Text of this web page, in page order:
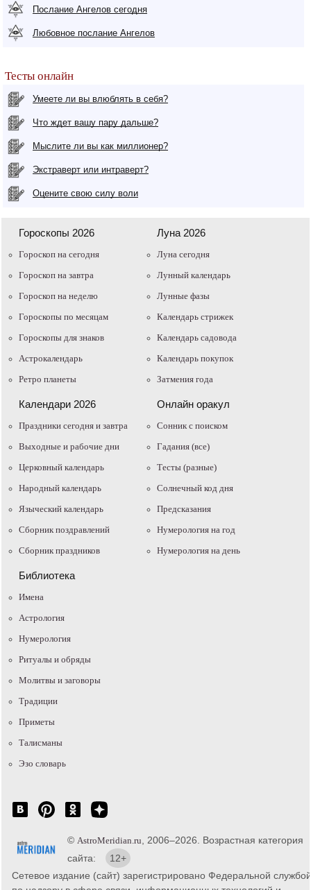
Послание Ангелов сегодня
Любовное послание Ангелов
Тесты онлайн
Умеете ли вы влюблять в себя?
Что ждет вашу пару дальше?
Мыслите ли вы как миллионер?
Экстраверт или интраверт?
Оцените свою силу воли
Гороскопы 2026
Гороскоп на сегодня
Гороскоп на завтра
Гороскоп на неделю
Гороскопы по месяцам
Гороскопы для знаков
Астрокалендарь
Ретро планеты
Луна 2026
Луна сегодня
Лунный календарь
Лунные фазы
Календарь стрижек
Календарь садовода
Календарь покупок
Затмения года
Календари 2026
Праздники сегодня и завтра
Выходные и рабочие дни
Церковный календарь
Народный календарь
Языческий календарь
Сборник поздравлений
Сборник праздников
Онлайн оракул
Cонник с поиском
Гадания (все)
Тесты (разные)
Солнечный код дня
Предсказания
Нумерология на год
Нумерология на день
Библиотека
Имена
Астрология
Нумерология
Ритуалы и обряды
Молитвы и заговоры
Традиции
Приметы
Талисманы
Эзо словарь
© AstroMeridian.ru, 2006–2026. Возрастная категория
сайта:
12+
Сетевое издание (сайт) зарегистрировано Федеральной службой